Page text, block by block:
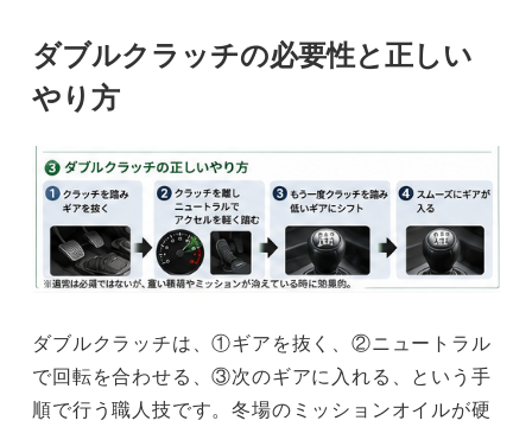
ダブルクラッチの必要性と正しい
やり方
ダブルクラッチは、①ギアを抜く、②ニュートラル
で回転を合わせる、③次のギアに入れる、という手
順で行う職人技です。冬場のミッションオイルが硬